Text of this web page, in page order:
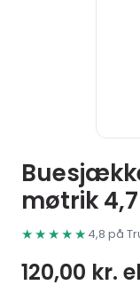
møtrik
★★★★★ 4,8 på
120,00 kr.